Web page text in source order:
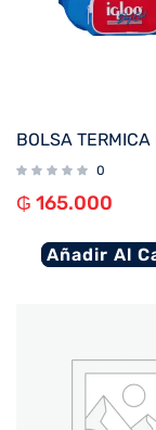
0
₲ 165.000
Añadir Al